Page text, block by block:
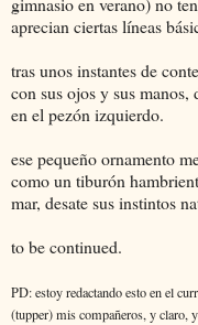
aprecian ciertas líneas
tras unos instantes de
con sus ojos y sus
en el pezón izquierdo.
ese pequeño ornamento
como un tiburón
mar, desate sus instintos
to be continued.
PD: estoy redactando esto en el
(tupper) mis compañeros, y claro,